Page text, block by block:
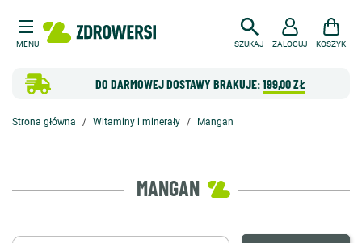
MENU SZUKAJ
DO DARMOWEJ DOSTAWY BRAKUJE:199,00 ZŁ
ZALOGUJ KOSZYK
Strona główna Witaminy i minerały Mangan
MANGAN